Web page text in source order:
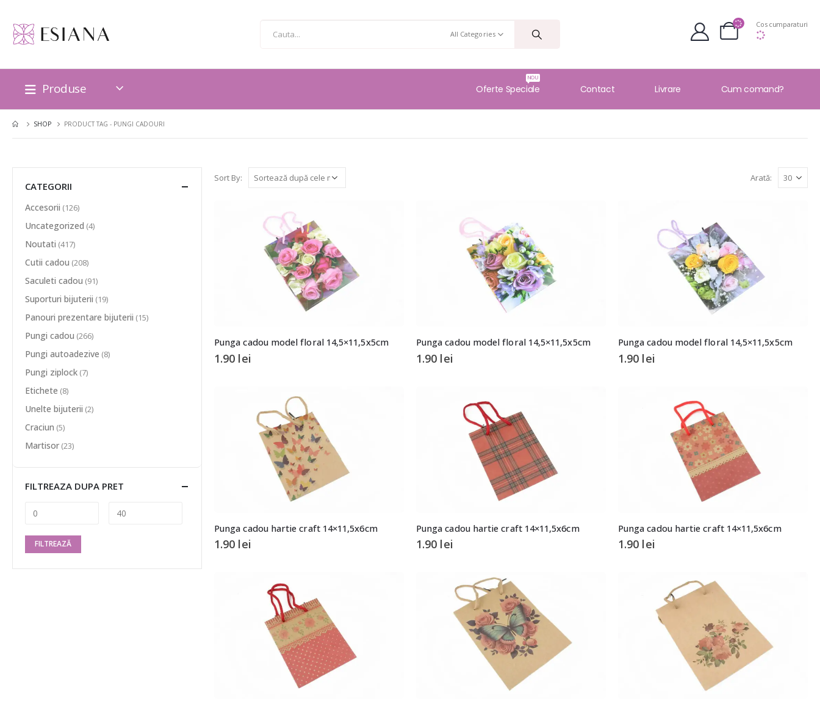
All Categories
Cos cumparaturi
Produse Oferte Speciale
NOU
Contact Livrare Cum comand?
SHOP PRODUCT TAG - PUNGI CADOURI
Sort By: Arată:
Punga cadou model floral 14,5×11,5x5cm
1.90 lei
Punga cadou model floral 14,5×11,5x5cm
1.90 lei
Punga cadou model floral 14,5×11,5x5cm
1.90 lei
Punga cadou hartie craft 14×11,5x6cm
1.90 lei
Punga cadou hartie craft 14×11,5x6cm
1.90 lei
Punga cadou hartie craft 14×11,5x6cm
1.90 lei
CATEGORII
Accesorii (126)
Uncategorized (4)
Noutati (417)
Cutii cadou (208)
Saculeti cadou (91)
Suporturi bijuterii (19)
Panouri prezentare bijuterii (15)
Pungi cadou (266)
Pungi autoadezive (8)
Pungi ziplock (7)
Etichete (8)
Unelte bijuterii (2)
Craciun (5)
Martisor (23)
FILTREAZA DUPA PRET
FILTREAZĂ